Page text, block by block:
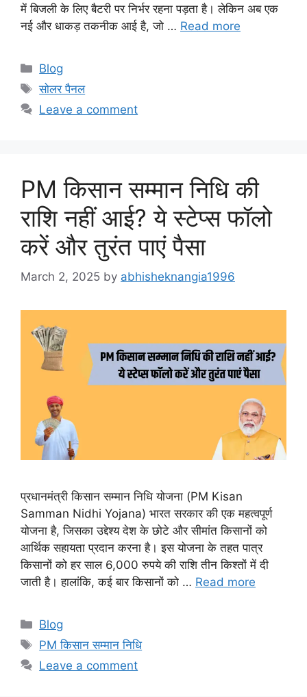
में बिजली के लिए बैटरी पर निर्भर रहना पड़ता है। लेकिन अब एक
नई और धाकड़ तकनीक आई है, जो … Read more
Categories
Blog
Tags
सोलर पैनल
Leave a comment
PM किसान सम्मान निधि की
राशि नहीं आई? ये स्टेप्स फॉलो
करें और तुरंत पाएं पैसा
March 2, 2025 by abhisheknangia1996
प्रधानमंत्री किसान सम्मान निधि योजना (PM Kisan
Samman Nidhi Yojana) भारत सरकार की एक महत्वपूर्ण
योजना है, जिसका उद्देश्य देश के छोटे और सीमांत किसानों को
आर्थिक सहायता प्रदान करना है। इस योजना के तहत पात्र
किसानों को हर साल 6,000 रुपये की राशि तीन किश्तों में दी
जाती है। हालांकि, कई बार किसानों को … Read more
Categories
Blog
Tags
PM किसान सम्मान निधि
Leave a comment